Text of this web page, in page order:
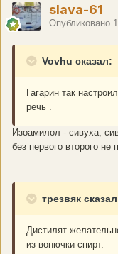
slava-61
Опубликовано
Vovhu сказал:
Гагарин так
речь .
Изоамилол - сивуха,
без первого второго не
трезвяк
Дистилят
из вонючки спирт.